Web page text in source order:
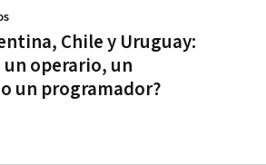
Chile y Uruguay:
operario, un
un programador?